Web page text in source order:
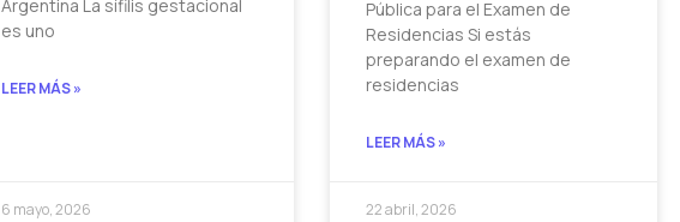
Argentina La sífilis gestacional
es uno
LEER MÁS »
6 mayo, 2026
Pública para el Examen de
Residencias Si estás
preparando el examen de
residencias
LEER MÁS »
22 abril, 2026